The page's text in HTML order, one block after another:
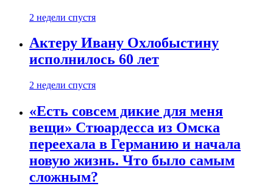
2 недели спустя
Актеру Ивану Охлобыстину
исполнилось 60 лет
2 недели спустя
«Есть совсем дикие для меня
вещи» Стюардесса из Омска
переехала в Германию и начала
новую жизнь. Что было самым
сложным?